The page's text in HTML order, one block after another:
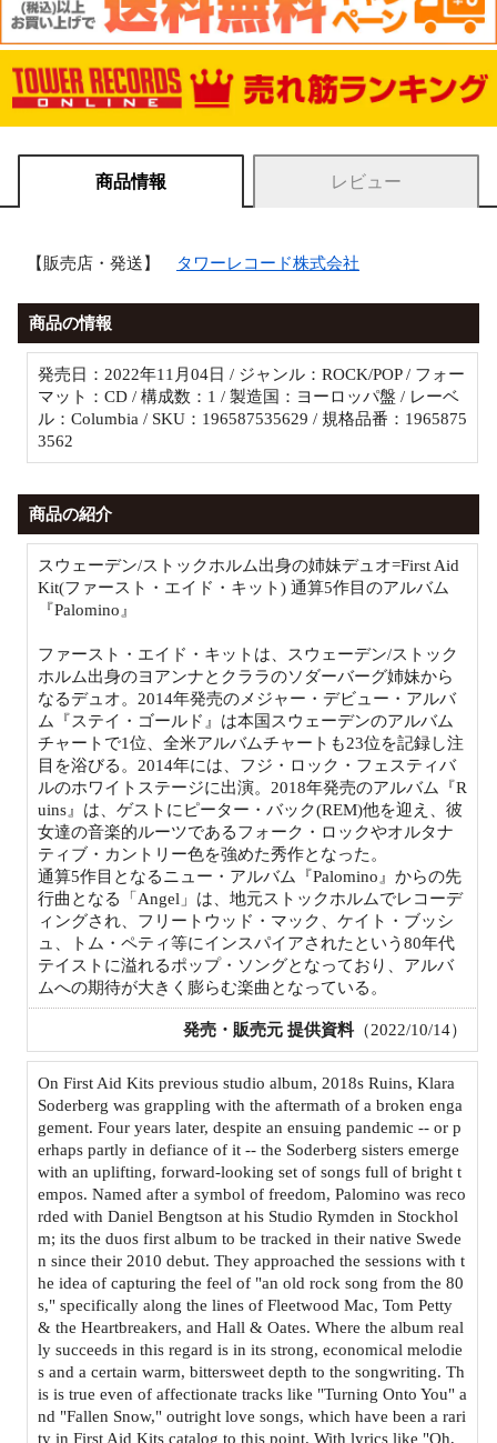
商品情報 レビュー
【販売店・発送】 タワーレコード株式会社
商品の情報
発売日：2022年11月04日 / ジャンル：ROCK/POP / フォー
マット：CD / 構成数：1 / 製造国：ヨーロッパ盤 / レーベ
ル：Columbia / SKU：196587535629 / 規格品番：1965875
3562
商品の紹介
スウェーデン/ストックホルム出身の姉妹デュオ=First Aid
Kit(ファースト・エイド・キット) 通算5作目のアルバム
『Palomino』
ファースト・エイド・キットは、スウェーデン/ストック
ホルム出身のヨアンナとクララのソダーバーグ姉妹から
なるデュオ。2014年発売のメジャー・デビュー・アルバ
ム『ステイ・ゴールド』は本国スウェーデンのアルバム
チャートで1位、全米アルバムチャートも23位を記録し注
目を浴びる。2014年には、フジ・ロック・フェスティバ
ルのホワイトステージに出演。2018年発売のアルバム『R
uins』は、ゲストにピーター・バック(REM)他を迎え、彼
女達の音楽的ルーツであるフォーク・ロックやオルタナ
ティブ・カントリー色を強めた秀作となった。
通算5作目となるニュー・アルバム『Palomino』からの先
行曲となる「Angel」は、地元ストックホルムでレコーデ
ィングされ、フリートウッド・マック、ケイト・ブッシ
ュ、トム・ペティ等にインスパイアされたという80年代
テイストに溢れるポップ・ソングとなっており、アルバ
ムへの期待が大きく膨らむ楽曲となっている。
発売・販売元 提供資料（2022/10/14）
On First Aid Kits previous studio album, 2018s Ruins, Klara
Soderberg was grappling with the aftermath of a broken enga
gement. Four years later, despite an ensuing pandemic -- or p
erhaps partly in defiance of it -- the Soderberg sisters emerge
with an uplifting, forward-looking set of songs full of bright t
empos. Named after a symbol of freedom, Palomino was reco
rded with Daniel Bengtson at his Studio Rymden in Stockhol
m; its the duos first album to be tracked in their native Swede
n since their 2010 debut. They approached the sessions with t
he idea of capturing the feel of "an old rock song from the 80
s," specifically along the lines of Fleetwood Mac, Tom Petty
& the Heartbreakers, and Hall & Oates. Where the album real
ly succeeds in this regard is in its strong, economical melodie
s and a certain warm, bittersweet depth to the songwriting. Th
is is true even of affectionate tracks like "Turning Onto You" a
nd "Fallen Snow," outright love songs, which have been a rari
ty in First Aid Kits catalog to this point. With lyrics like "Oh,